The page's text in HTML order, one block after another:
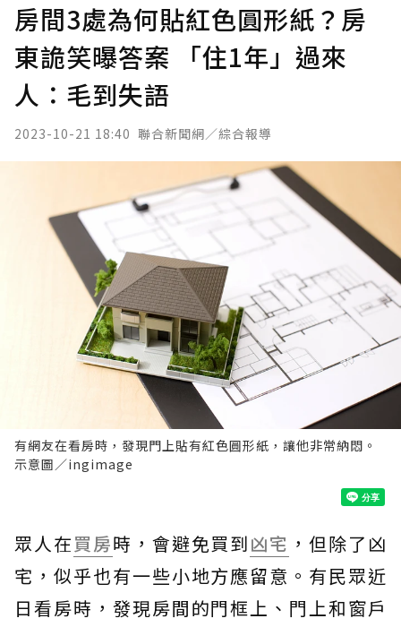
房間3處為何貼紅色圓形紙？房
東詭笑曝答案 「住1年」過來
人：毛到失語
2023-10-21 18:40 聯合新聞網／綜合報導
有網友在看房時，發現門上貼有紅色圓形紙，讓他非常納悶。
示意圖／ingimage
眾人在買房時，會避免買到凶宅 ，但除了凶
宅，似乎也有一些小地方應留意。有民眾近
日看房時，發現房間的門框上、門上和窗戶